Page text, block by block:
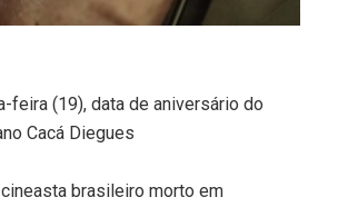
feira (19), data de aniversário do
Cacá Diegues
brasileiro morto em